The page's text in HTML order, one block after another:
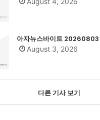
아자뉴스바이트 20260803
August 3, 2026
다른 기사 보기